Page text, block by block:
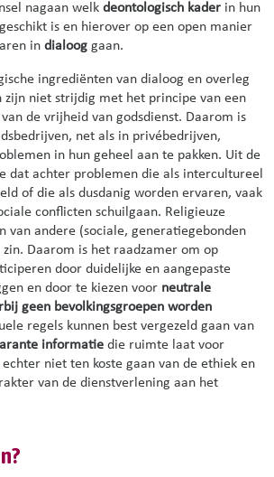
nagaan welk deontologisch kader in hun
is en hierover op een open manier
in dialoog gaan.
ingrediënten van dialoog en overleg
zijn niet strijdig met het principe van een
de vrijheid van godsdienst. Daarom is
net als in privébedrijven,
in hun geheel aan te pakken. Uit de
dat achter problemen die als intercultureel
of die als dusdanig worden ervaren, vaak
conflicten schuilgaan. Religieuze
van andere (sociale, generatiegebonden
Daarom is het raadzamer om op
door duidelijke en aangepaste
en door te kiezen voor neutrale
geen bevolkingsgroepen worden
regels kunnen best vergezeld gaan van
informatie die ruimte laat voor
niet ten koste gaan van de ethiek en
van de dienstverlening aan het